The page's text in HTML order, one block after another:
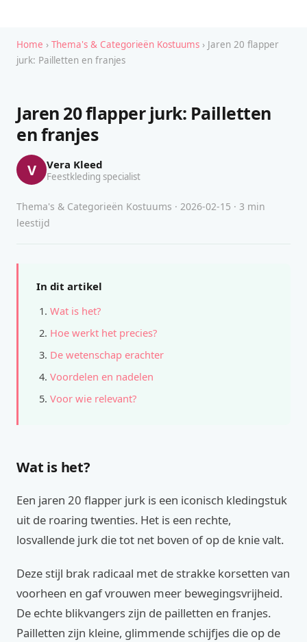
Home › Thema's & Categorieën Kostuums › Jaren 20 flapper
jurk: Pailletten en franjes
Jaren 20 flapper jurk: Pailletten
en franjes
V Vera Kleed
Feestkleding specialist
Thema's & Categorieën Kostuums · 2026-02-15 · 3 min
leestijd
In dit artikel
Wat is het?
Hoe werkt het precies?
De wetenschap erachter
Voordelen en nadelen
Voor wie relevant?
Wat is het?
Een jaren 20 flapper jurk is een iconisch kledingstuk
uit de roaring twenties. Het is een rechte,
losvallende jurk die tot net boven of op de knie valt.
Deze stijl brak radicaal met de strakke korsetten van
voorheen en gaf vrouwen meer bewegingsvrijheid.
De echte blikvangers zijn de pailletten en franjes.
Pailletten zijn kleine, glimmende schijfjes die op de